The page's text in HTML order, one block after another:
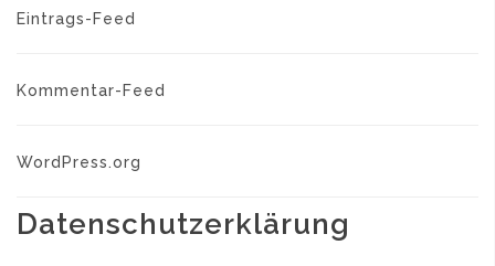
Eintrags-Feed
Kommentar-Feed
WordPress.org
Datenschutzerklärung